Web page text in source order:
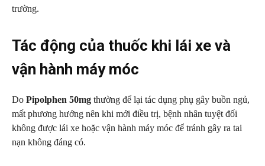
trường.
Tác động của thuốc khi lái xe và
vận hành máy móc
Do Pipolphen 50mg thường để lại tác dụng phụ gây buồn ngủ,
mất phương hướng nên khi mới điều trị, bệnh nhân tuyệt đối
không được lái xe hoặc vận hành máy móc để tránh gây ra tai
nạn không đáng có.